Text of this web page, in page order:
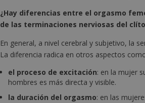
¿Hay diferencias entre el orgasmo
de las terminaciones nerviosas del
En general, a nivel cerebral y subjetivo, la
La diferencia radica en otros aspectos
el proceso de excitación: en la mujer
hombres es más directa y visible.
la duración del orgasmo: en las